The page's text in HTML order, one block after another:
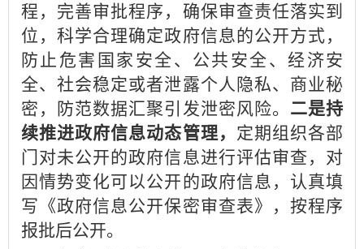
程，完善审批程序，确保审查责任落实到
位，科学合理确定政府信息的公开方式，
防止危害国家安全、公共安全、经济安
全、社会稳定或者泄露个人隐私、商业秘
密，防范数据汇聚引发泄密风险。 二是持
续推进政府信息动态管理， 定期组织各部
门对未公开的政府信息进行评估审查，对
因情势变化可以公开的政府信息，认真填
写《政府信息公开保密审查表》，按程序
报批后公开。